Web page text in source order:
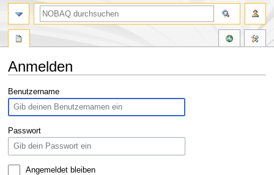
Anmelden
Zur
Navigation
springen
Zur
Suche
springen
Benutzername
Passwort
Angemeldet bleiben